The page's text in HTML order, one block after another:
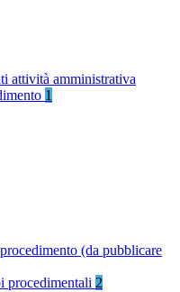
attività amministrativa
1
(da pubblicare
procedimentali 2